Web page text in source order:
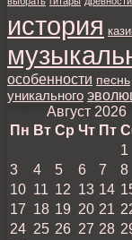
история
особенности песнь
уникального
Август 2026
Пн Вт Ср Чт Пт
1
3
4 5 6 7 8
10 11 12 13 14
17 18 19 20 21
24 25 26 27 28